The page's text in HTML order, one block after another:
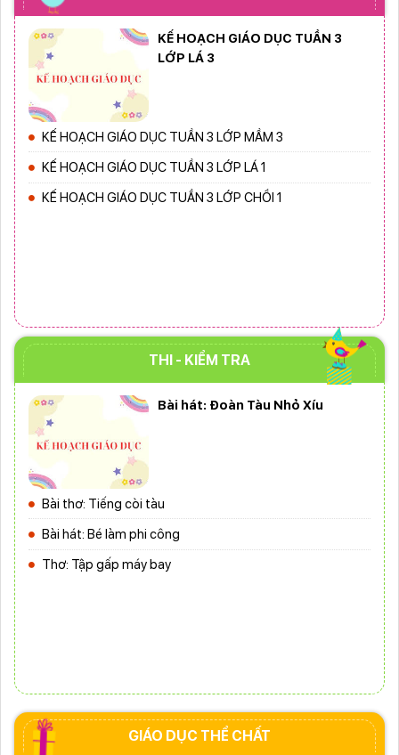
KẾ HOẠCH GIÁO DỤC TUẦN 3
LỚP LÁ 3
KẾ HOẠCH GIÁO DỤC TUẦN 3 LỚP MẦM 3
KẾ HOẠCH GIÁO DỤC TUẦN 3 LỚP LÁ 1
KẾ HOẠCH GIÁO DỤC TUẦN 3 LỚP CHỒI 1
THI - KIỂM TRA
Bài hát: Đoàn Tàu Nhỏ Xíu
Bài thơ: Tiếng còi tàu
Bài hát: Bé làm phi công
Thơ: Tập gấp máy bay
GIÁO DỤC THỂ CHẤT